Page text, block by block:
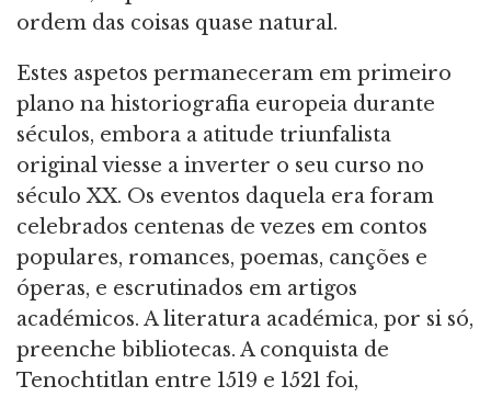
ordem das coisas quase natural.
Estes aspetos permaneceram em primeiro
plano na historiografia europeia durante
séculos, embora a atitude triunfalista
original viesse a inverter o seu curso no
século XX. Os eventos daquela era foram
celebrados centenas de vezes em contos
populares, romances, poemas, canções e
óperas, e escrutinados em artigos
académicos. A literatura académica, por si só,
preenche bibliotecas. A conquista de
Tenochtitlan entre 1519 e 1521 foi,